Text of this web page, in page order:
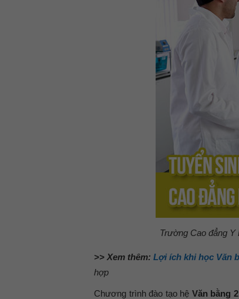
Trường Cao đẳng
>> Xem thêm: Lợi ích khi học Văn
hợp
Chương trình đào tạo hệ Văn bằng